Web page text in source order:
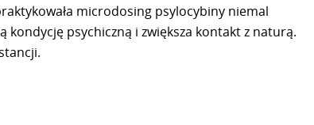
microdosing psylocybiny niemal
psychiczną i zwiększa kontakt z naturą.